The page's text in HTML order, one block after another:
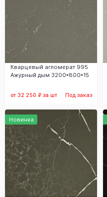
Кварцевый агломерат 995
Ажурный дым 3200*800*15
от 32 250 ₽ за шт Под заказ
Заказать
Новинка